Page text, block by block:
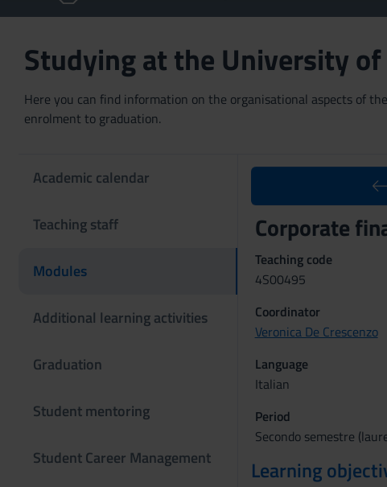
Studying at the University of
Here you can find information on the organisational aspects of
enrolment to graduation.
Academic calendar
Teaching staff
Modules
Additional learning activities
Graduation
Student mentoring
Student Career Management
Corporate
Teaching code
4S00495
Coordinator
Veronica De Crescenzo
Language
Italian
Period
Secondo semestre
Learning